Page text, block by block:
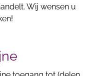
Wij wensen u